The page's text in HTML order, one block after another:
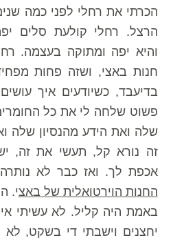
הכרתי את רחלי לפני כמה
הרצל. רחלי קולעת סלים
והיא יפה ומתוקה בעצמה.
חנות באצי, ושזה פחות
בדיעבד, כשיודעים איך
פשוט שלחה לי את כל
שלה ואת הידע מהנסיון שלה
זה נורא קל, תעשי את זה,
אכפת לך. ואז כבר לא
החנות הוירטואלית של באצי.
באמת היה קליל. לא עשיתי
יחצנים וישבתי די בשקט, לא